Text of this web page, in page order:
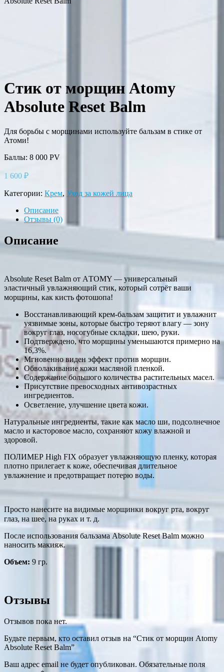
Стик от морщин Atomy
Absolute Reset Balm
Для борьбы с морщинами используйте бальзам в стике от
Атоми!
Баллы: 8 000 PV
1 600 ₽
Категории: Крем, Уход за кожей лица
Описание
Отзывы (0)
Описание
Absolute Reset Balm от АTOMY — универсальный
эластичный увлажняющий стик, который сотрёт ваши
морщины, как кисть фотошопа! ⠀
Восстанавливающий крем-бальзам защитит и увлажнит
уязвимые зоны, которые быстро теряют влагу — зону
вокруг глаз, носогубные складки, шею, руки.
Подтверждено, что морщины уменьшаются примерно на
16,3%.
Мгновенно виден эффект против морщин.
Обволакивание кожи масляной пленкой.
Содержание большого количества растительных масел.
Присутствие превосходных антивозрастных
ингредиентов.
Осветление, улучшение цвета кожи. ⠀
Натуральные ингредиенты, такие как масло ши, подсолнечное
масло и касторовое масло, сохраняют кожу влажной и
здоровой.
ПОЛИМЕР High FIX образует увлажняющую пленку, которая
плотно прилегает к коже, обеспечивая длительное
увлажнение и предотвращает потерю воды. ⠀
Просто нанесите на видимые морщинки вокруг рта, вокруг
глаз, на шее, на руках и т. д. ⠀
После использования бальзама Absolute Reset Balm можно
наносить макияж.
Объем: 9 гр.
Отзывы
Отзывов пока нет.
Будьте первым, кто оставил отзыв на “Стик от морщин Atomy
Absolute Reset Balm”
Ваш адрес email не будет опубликован. Обязательные поля